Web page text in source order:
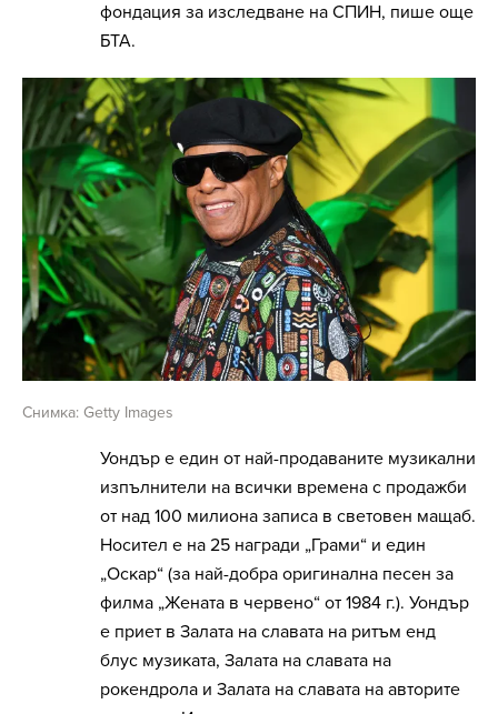
фондация за изследване на СПИН, пише още
БТА.
Снимка: Getty Images
Уондър е един от най-продаваните музикални
изпълнители на всички времена с продажби
от над 100 милиона записа в световен мащаб.
Носител е на 25 награди „Грами“ и един
„Оскар“ (за най-добра оригинална песен за
филма „Жената в червено“ от 1984 г.). Уондър
е приет в Залата на славата на ритъм енд
блус музиката, Залата на славата на
рокендрола и Залата на славата на авторите